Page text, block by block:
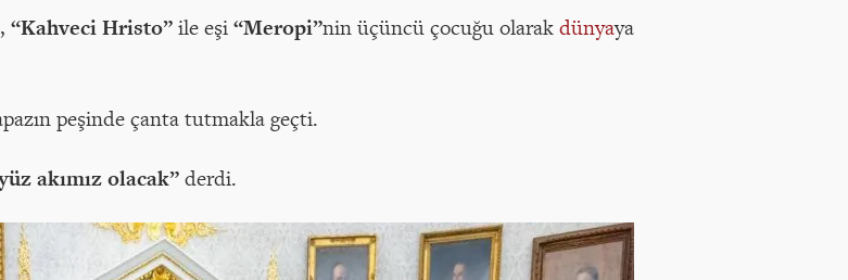
“Kahveci Hristo”ile eşi“Meropi”nin üçüncü çocuğu olarakdünyaya
peşinde çanta tutmakla geçti.
akımız olacak”derdi.